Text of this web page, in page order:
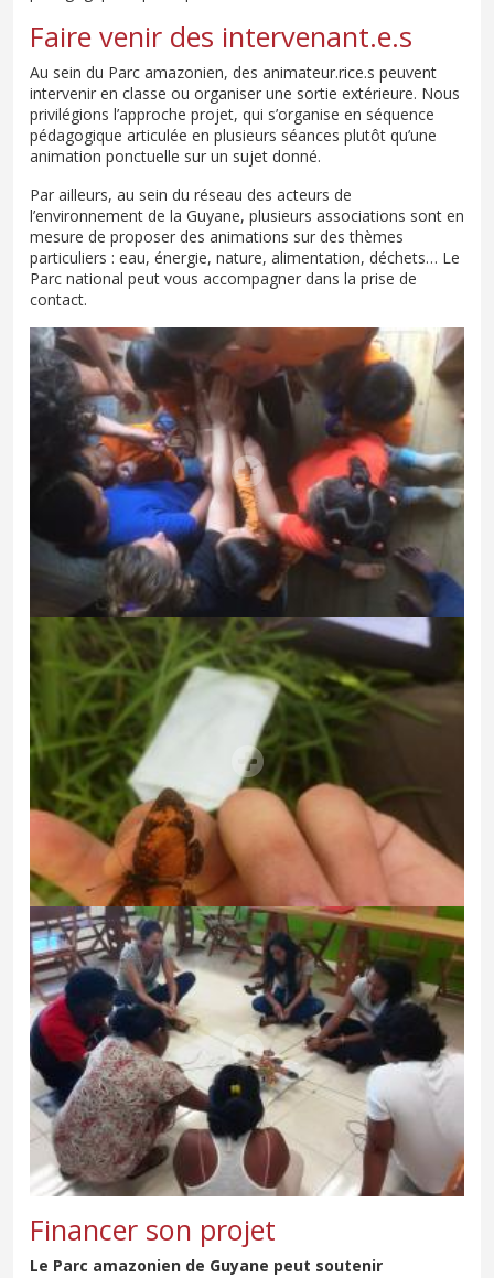
Faire venir des intervenant.e.s
Au sein du Parc amazonien, des animateur.rice.s peuvent
intervenir en classe ou organiser une sortie extérieure. Nous
privilégions l’approche projet, qui s’organise en séquence
pédagogique articulée en plusieurs séances plutôt qu’une
animation ponctuelle sur un sujet donné.
Par ailleurs, au sein du réseau des acteurs de
l’environnement de la Guyane, plusieurs associations sont en
mesure de proposer des animations sur des thèmes
particuliers : eau, énergie, nature, alimentation, déchets… Le
Parc national peut vous accompagner dans la prise de
contact.
Financer son projet
Le Parc amazonien de Guyane peut soutenir